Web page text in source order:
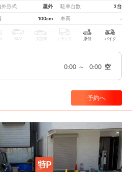
外形式 屋外 駐車台数 2台
100cm 車高 -
SUV 大型車 トラック 原付 バイク
0:00 ～ 0:00 空
予約へ